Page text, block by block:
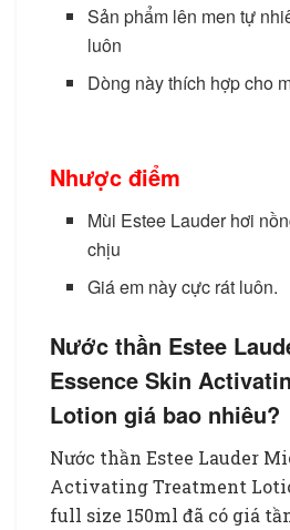
Sản phẩm lên men tự
luôn
Dòng này thích hợp cho
Nhược điểm
Mùi Estee Lauder hơi
chịu
Giá em này cực rát luôn.
Nước thần Estee
Essence Skin
Lotion giá bao nhiêu?
Nước thần Estee Lauder
Activating Treatment
full size 150ml đã có giá